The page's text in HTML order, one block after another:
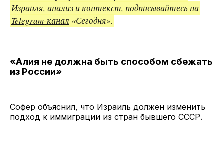
Израиля, анализ и контекст, подписывайтесь на
Telegram-канал «Сегодня».
«Алия не должна быть способом сбежать
из России»
Софер объяснил, что Израиль должен изменить
подход к иммиграции из стран бывшего СССР.